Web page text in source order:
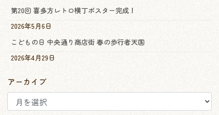
第20回 喜多方レトロ横丁ポスター完成！
2026年5月6日
こどもの日 中央通り商店街 春の歩行者天国
2026年4月29日
アーカイブ